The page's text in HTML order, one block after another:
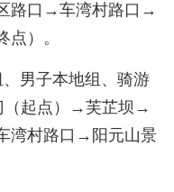
路口→车湾村路口→
）。
男子本地组、骑游
（起点）→芙芷坝→
湾村路口→阳元山景